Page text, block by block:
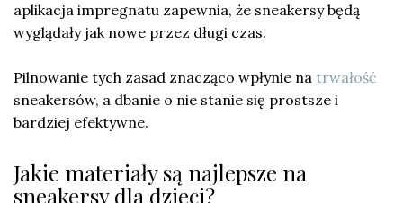
aplikacja impregnatu zapewnia, że sneakersy będą
wyglądały jak nowe przez długi czas.
Pilnowanie tych zasad znacząco wpłynie na trwałość
sneakersów, a dbanie o nie stanie się prostsze i
bardziej efektywne.
Jakie materiały są najlepsze na
sneakersy dla dzieci?